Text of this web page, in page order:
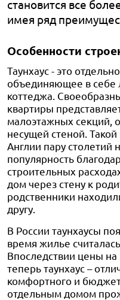
становится все
имея ряд
Особенности
Таунхаус - это
объединяющее в себе
коттеджа.
квартиры
малоэтажных секций,
несущей стеной.
Англии пару столетий
популярность
строительных
дом через стену к
родственники
другу.
В России таунхаусы
время жилье
Впоследствии цены на
теперь таунхаус –
комфортного и
отдельным домом